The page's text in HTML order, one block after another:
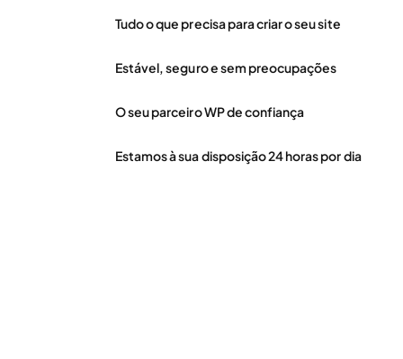
Tudo o que precisa para criar o seu site
Estável, seguro e sem preocupações
O seu parceiro WP de confiança
Estamos à sua disposição 24 horas por dia